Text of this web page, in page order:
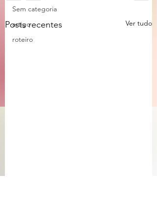
Sem categoria
artigo
roteiro
Posts recentes Ver tudo